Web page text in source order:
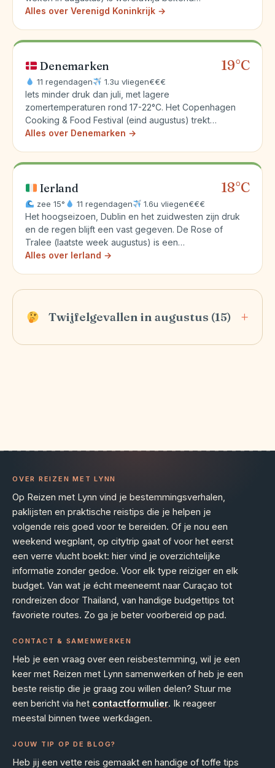
Alles over Verenigd Koninkrijk →
Denemarken 19°C
11 regendagen 1.3u vliegen€€€
Iets minder druk dan juli, met lagere
zomertemperaturen rond 17-22°C. Het Copenhagen
Cooking & Food Festival (eind augustus) trekt…
Alles over Denemarken →
Ierland 18°C
zee 15° 11 regendagen 1.6u vliegen€€€
Het hoogseizoen, Dublin en het zuidwesten zijn druk
en de regen blijft een vast gegeven. De Rose of
Tralee (laatste week augustus) is een…
Alles over Ierland →
Twijfelgevallen in augustus (15)
OVER REIZEN MET LYNN
Op Reizen met Lynn vind je bestemmingsverhalen,
paklijsten en praktische reistips die je helpen je
volgende reis goed voor te bereiden. Of je nou een
weekend wegplant, op citytrip gaat of voor het eerst
een verre vlucht boekt: hier vind je overzichtelijke
informatie zonder gedoe. Voor elk type reiziger en elk
budget. Van wat je écht meeneemt naar Curaçao tot
rondreizen door Thailand, van handige budgettips tot
favoriete routes. Zo ga je beter voorbereid op pad.
CONTACT & SAMENWERKEN
Heb je een vraag over een reisbestemming, wil je een
keer met Reizen met Lynn samenwerken of heb je een
beste reistip die je graag zou willen delen? Stuur me
een bericht via het contactformulier. Ik reageer
meestal binnen twee werkdagen.
JOUW TIP OP DE BLOG?
Heb jij een vette reis gemaakt en handige of toffe tips